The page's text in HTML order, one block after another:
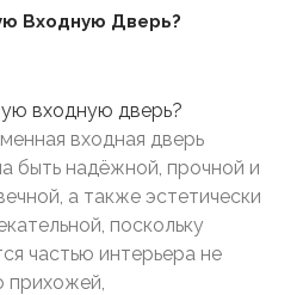
Входную Дверь?
входная дверь
быть надёжной, прочной и
а также эстетически
поскольку
частью интерьера не
прихожей,